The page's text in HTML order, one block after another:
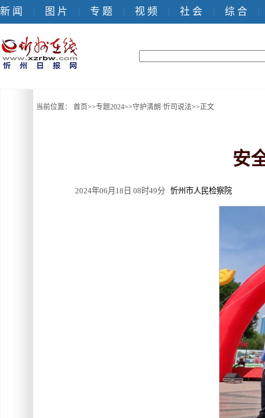
新 闻 | 图 片 | 专 题 | 视 频 | 社 会 | 综 合 |
当前位置： 首页>>专题2024>>守护清朗·忻司说法>>正文
安
2024年06月18日 08时49分 忻州市人民检察院